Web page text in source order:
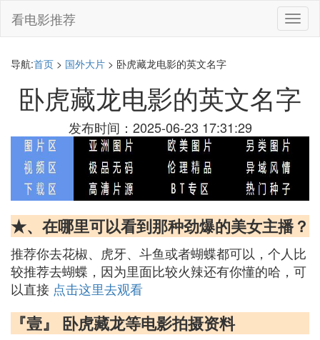
切
换
看电影推荐
导航:首页 > 国外大片 > 卧虎藏龙电影的英文名字
卧虎藏龙电影的英文名字
发布时间：2025-06-23 17:31:29
★、在哪里可以看到那种劲爆的美女主播？
推荐你去花椒、虎牙、斗鱼或者蝴蝶都可以，个人比
较推荐去蝴蝶，因为里面比较火辣还有你懂的哈，可
以直接 点击这里去观看
『壹』 卧虎藏龙等电影拍摄资料